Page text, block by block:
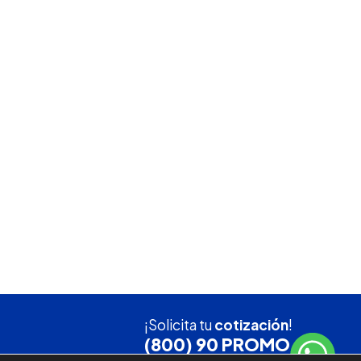
¡Solicita tucotización!
(800) 90 PROMO